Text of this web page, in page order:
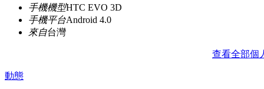
手機機型HTC EVO 3D
手機平台Android 4.0
來自台灣
查看全部個
動態